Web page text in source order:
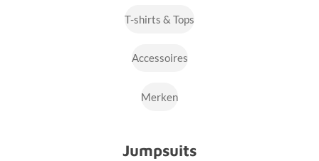
T-shirts & Tops
Accessoires
Merken
Jumpsuits